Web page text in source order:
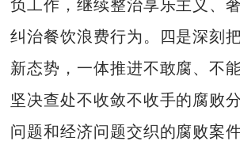
负工作，继续整治享乐主义、
纠治餐饮浪费行为。四是深刻
新态势，一体推进不敢腐、不
坚决查处不收敛不收手的腐败
问题和经济问题交织的腐败案